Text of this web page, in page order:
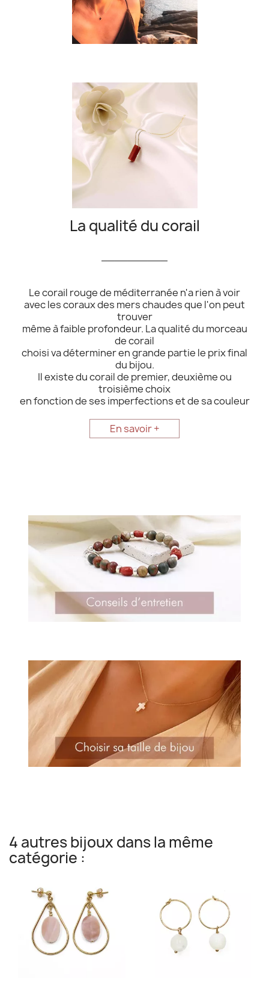
La qualité du corail
Le corail rouge de méditerranée n'a rien à voir
avec les coraux des mers chaudes que l'on peut
trouver
même à faible profondeur. La qualité du morceau
de corail
choisi va déterminer en grande partie le prix final
du bijou.
Il existe du corail de premier, deuxième ou
troisième choix
en fonction de ses imperfections et de sa couleur
En savoir +
4 autres bijoux dans la même
catégorie :